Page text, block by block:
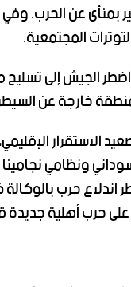
بمنأى عن الحرب.
المجتمعية.
الجيش إلى
خارجة عن
الاستقرار
ونظامي
اندلاع حرب
حرب أهلية جديدة